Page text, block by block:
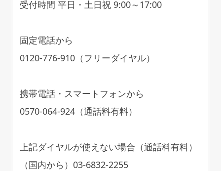
受付時間 平日・土日祝 9:00～17:00
固定電話から
0120-776-910（フリーダイヤル）
携帯電話・スマートフォンから
0570-064-924（通話料有料）
上記ダイヤルが使えない場合（通話料有料）
（国内から）03-6832-2255